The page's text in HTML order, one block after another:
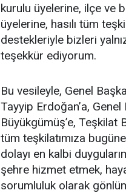
kurulu üyelerine, ilçe ve
üyelerine, hasılı tüm
destekleriyle bizleri
teşekkür ediyorum.
Bu vesileyle, Genel
Tayyip Erdoğan’a,
Büyükgümüş’e, Teşkilat
tüm teşkilatımıza
dolayı en kalbi
şehre hizmet etmek,
sorumluluk olarak